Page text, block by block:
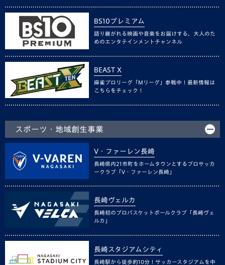
BS10プレミアム
語り継がれる映画や音楽をお届けする、大人のた
めのエンタテインメントチャンネル
BEAST X
麻雀プロリーグ「Mリーグ」参戦中！最新情報は
こちらをチェック！
スポーツ・地域創生事業
V・ファーレン長崎
長崎県内21市町をホームタウンとするプロサッカ
ークラブ「V・ファーレン長崎」
長崎ヴェルカ
長崎初のプロバスケットボールクラブ「長崎ヴェ
ルカ」
長崎スタジアムシティ
長崎駅から徒歩約10分！サッカースタジアムを中